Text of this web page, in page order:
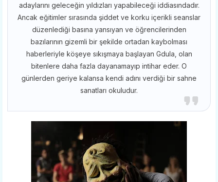
adaylarını geleceğin yıldızları yapabileceği iddiasındadır.
Ancak eğitimler sırasında şiddet ve korku içerikli seanslar
düzenlediği basına yansıyan ve öğrencilerinden
bazılarının gizemli bir şekilde ortadan kaybolması
haberleriyle köşeye sıkışmaya başlayan Gdula, olan
bitenlere daha fazla dayanamayıp intihar eder. O
günlerden geriye kalansa kendi adını verdiği bir sahne
sanatları okuludur.